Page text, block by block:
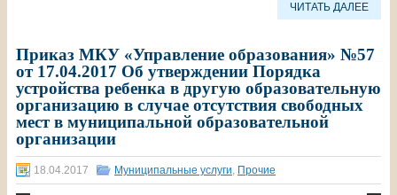
ЧИТАТЬ ДАЛЕЕ
Приказ МКУ «Управление образования» №57
от 17.04.2017 Об утверждении Порядка
устройства ребенка в другую образовательную
организацию в случае отсутствия свободных
мест в муниципальной образовательной
организации
18.04.2017 Муниципальные услуги, Прочие